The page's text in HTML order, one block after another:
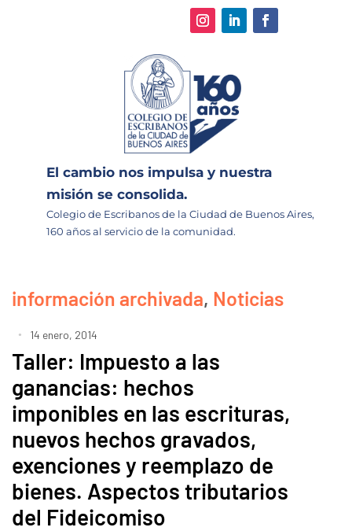
El cambio nos impulsa y nuestra
misión se consolida.
Colegio de Escribanos de la Ciudad de Buenos Aires,
160 años al servicio de la comunidad.
información archivada, Noticias
14 enero, 2014
Taller: Impuesto a las
ganancias: hechos
imponibles en las escrituras,
nuevos hechos gravados,
exenciones y reemplazo de
bienes. Aspectos tributarios
del Fideicomiso